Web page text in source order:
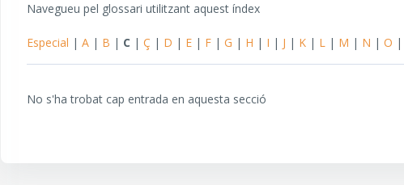
Navegueu pel glossari utilitzant aquest índex
Especial | A | B | C | Ç | D | E | F | G | H | I | J | K | L | M | N | O |
No s'ha trobat cap entrada en aquesta secció